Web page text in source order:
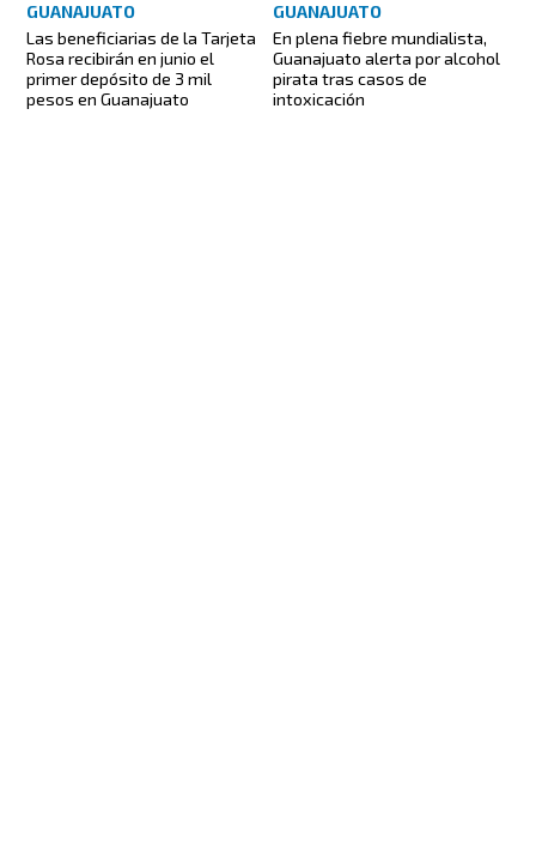
GUANAJUATO
Las beneficiarias de la Tarjeta
Rosa recibirán en junio el
primer depósito de 3 mil
pesos en Guanajuato
GUANAJUATO
En plena fiebre mundialista,
Guanajuato alerta por alcohol
pirata tras casos de
intoxicación